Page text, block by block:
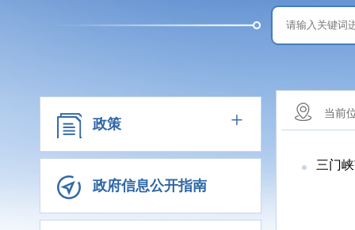
政策 +
政府信息公开指南
当前
三门